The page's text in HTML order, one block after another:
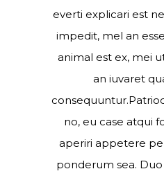
everti explicari est
impedit, mel an
animal est ex, mei
an iuvaret
no, eu case atqui
aperiri appetere
ponderum sea.